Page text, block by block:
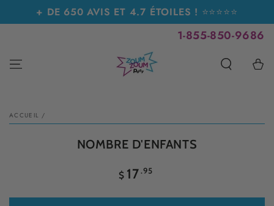
IGNORER LE
CONTENU
+ DE 650 AVIS ET 4.7 ÉTOILES ! ⭐⭐⭐⭐⭐
1-855-850-9686
Panier
LE PRODUIT
ACCUEIL /
NOMBRE D'ENFANTS
Prix
normal
$ 17 .95